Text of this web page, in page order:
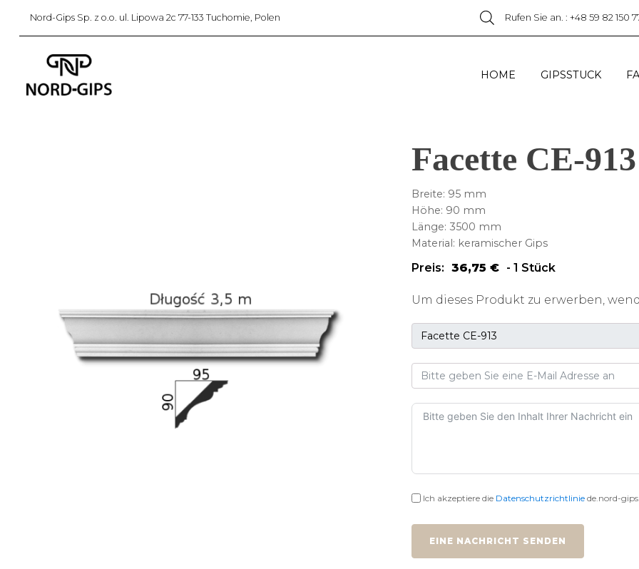
Nord-Gips Sp. z o.o. ul. Lipowa 2c 77-133 Tuchomie, Polen Rufen Sie an. : +48 59 82 150
HOME GIPSSTUCK
Facette CE-913
Breite: 95 mm
Höhe: 90 mm
Länge: 3500 mm
Material: keramischer Gips
Preis: 36,75 € - 1 Stück
Um dieses Produkt zu erwerben,
Ich akzeptiere die Datenschutzrichtlinie de.nord-
EINE NACHRICHT SENDEN